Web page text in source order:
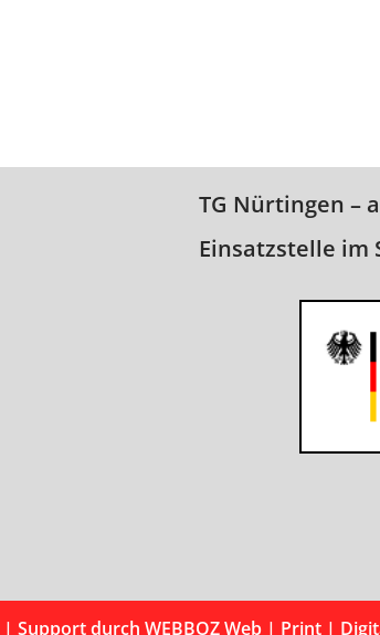
TG Nürtingen –
Einsatzstelle im
| Support durchWEBBOZ Web | Print |